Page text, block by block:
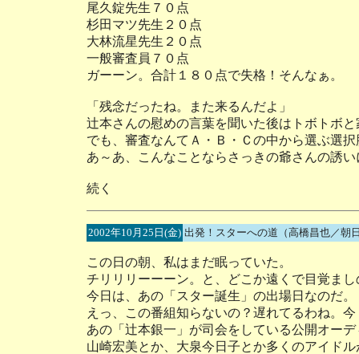
尾久錠先生７０点
杉田マツ先生２０点
大林流星先生２０点
一般審査員７０点
ガーーン。合計１８０点で失格！そんなぁ。
「残念だったね。また来るんだよ」
辻本さんの慰めの言葉を聞いた後はトボトボ
でも、審査なんてＡ・Ｂ・Ｃの中から選ぶ選
あ～あ、こんなことならさっきの爺さんの誘
続く
2002年10月25日(金) 出発！スターへの道（高橋昌也／朝
この日の朝、私はまだ眠っていた。
チリリリーーーン。と、どこか遠くで目覚ま
今日は、あの「スター誕生」の出場日なのだ。
えっ、この番組知らないの？遅れてるわね。
あの「辻本銀一」が司会をしている公開オー
山崎宏美とか、大泉今日子とか多くのアイド